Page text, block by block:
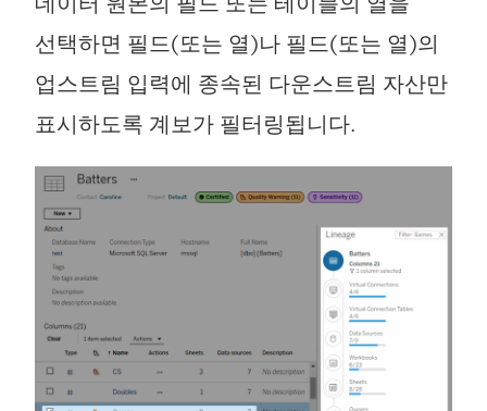
선택하면 필드(또는 열)나 필드(또는 열)의
업스트림 입력에 종속된 다운스트림 자산만
표시하도록 계보가 필터링됩니다.